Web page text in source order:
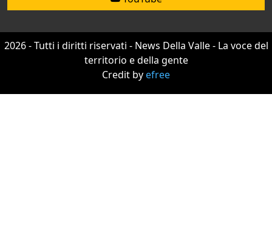
2026 - Tutti i diritti riservati - News Della Valle - La voce del
territorio e della gente
Credit byefree